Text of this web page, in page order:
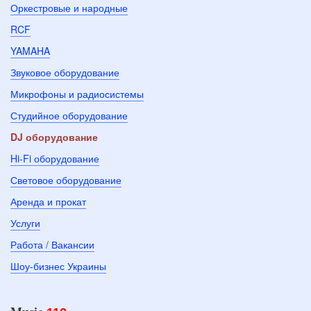
Оркестровые и народные
RCF
YAMAHA
Звуковое оборудование
Микрофоны и радиосистемы
Студийное оборудование
DJ оборудование
Hi-Fi оборудование
Световое оборудование
Аренда и прокат
Услуги
Работа / Вакансии
Шоу-бизнес Украины